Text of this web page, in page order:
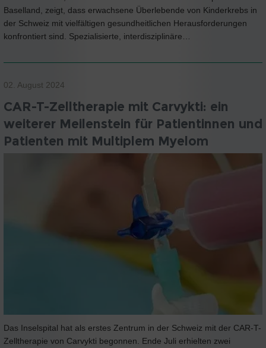
Baselland, zeigt, dass erwachsene Überlebende von Kinderkrebs in
der Schweiz mit vielfältigen gesundheitlichen Herausforderungen
konfrontiert sind. Spezialisierte, interdisziplinäre…
02. August 2024
CAR-T-Zelltherapie mit Carvykti: ein
weiterer Meilenstein für Patientinnen und
Patienten mit Multiplem Myelom
Das Inselspital hat als erstes Zentrum in der Schweiz mit der CAR-T-
Zelltherapie von Carvykti begonnen. Ende Juli erhielten zwei